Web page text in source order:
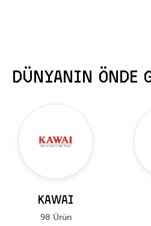
DÜNYANIN ÖNDE
KAWAI
98 Ürün